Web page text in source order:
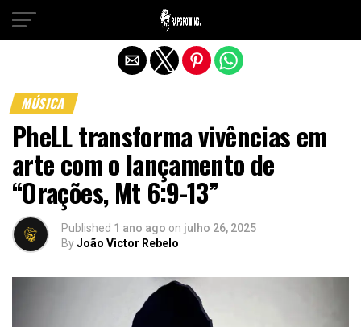
MÚSICA
PheLL transforma vivências em
arte com o lançamento de
“Orações, Mt 6:9-13”
Published 1 ano ago on julho 26, 2025
ByJoão Victor Rebelo
Sair da versão mobile